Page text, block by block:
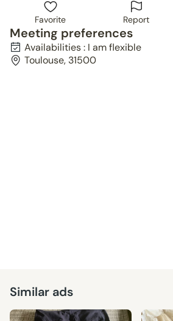
Favorite Report
Meeting preferences
Availabilities : I am flexible
Toulouse, 31500
Similar ads